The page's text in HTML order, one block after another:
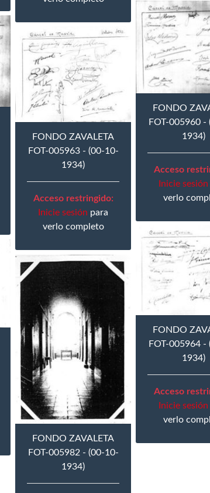
FONDO
FOT-005960 -
1934)
Acceso
Inicie sesión
verlo
FONDO ZAVALETA
FOT-005963 - (00-10-
1934)
Acceso restringido:
Inicie sesión para
verlo completo
FONDO
FOT-005964 -
1934)
Acceso
Inicie sesión
verlo
FONDO ZAVALETA
FOT-005982 - (00-10-
1934)